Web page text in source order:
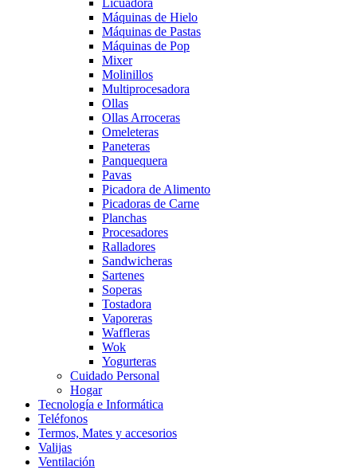
Licuadora
Máquinas de Hielo
Máquinas de Pastas
Máquinas de Pop
Mixer
Molinillos
Multiprocesadora
Ollas
Ollas Arroceras
Omeleteras
Paneteras
Panquequera
Pavas
Picadora de Alimento
Picadoras de Carne
Planchas
Procesadores
Ralladores
Sandwicheras
Sartenes
Soperas
Tostadora
Vaporeras
Waffleras
Wok
Yogurteras
Cuidado Personal
Hogar
Tecnología e Informática
Teléfonos
Termos, Mates y accesorios
Valijas
Ventilación